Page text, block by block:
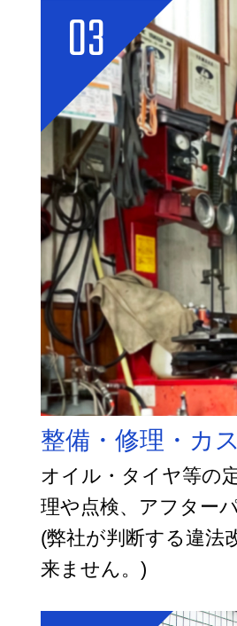
03
整備・修理・カ
オイル・タイヤ等の
理や点検、アフター
(弊社が判断する違法
来ません。)